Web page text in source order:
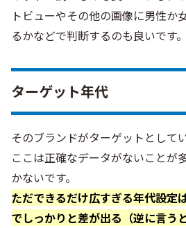
トビューやその他の画像に男性か
るかなどで判断するのも良いです。
ターゲット年代
そのブランドがターゲットとして
ここは正確なデータがないことが
かないです。
ただできるだけ広すぎる年代設定
でしっかりと差が出る（逆に言う